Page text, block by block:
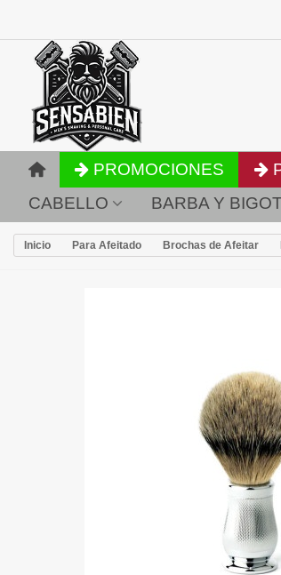
PROMOCIONES
CABELLO
BARBA Y
Inicio Para Afeitado Brochas de Afeitar